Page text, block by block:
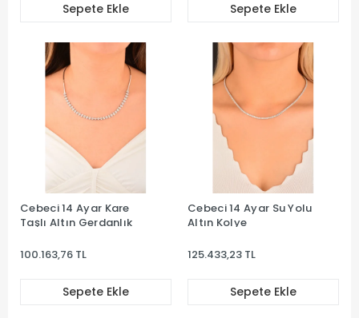
Sepete Ekle Sepete Ekle
Cebeci 14 Ayar Kare
Taşlı Altın Gerdanlık
100.163,76 TL
Sepete Ekle
Cebeci 14 Ayar Su Yolu
Altın Kolye
125.433,23 TL
Sepete Ekle